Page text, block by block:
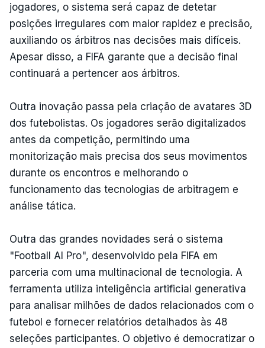
jogadores, o sistema será capaz de detetar
posições irregulares com maior rapidez e precisão,
auxiliando os árbitros nas decisões mais difíceis.
Apesar disso, a FIFA garante que a decisão final
continuará a pertencer aos árbitros.
Outra inovação passa pela criação de avatares 3D
dos futebolistas. Os jogadores serão digitalizados
antes da competição, permitindo uma
monitorização mais precisa dos seus movimentos
durante os encontros e melhorando o
funcionamento das tecnologias de arbitragem e
análise tática.
Outra das grandes novidades será o sistema
"Football AI Pro", desenvolvido pela FIFA em
parceria com uma multinacional de tecnologia. A
ferramenta utiliza inteligência artificial generativa
para analisar milhões de dados relacionados com o
futebol e fornecer relatórios detalhados às 48
seleções participantes. O objetivo é democratizar o